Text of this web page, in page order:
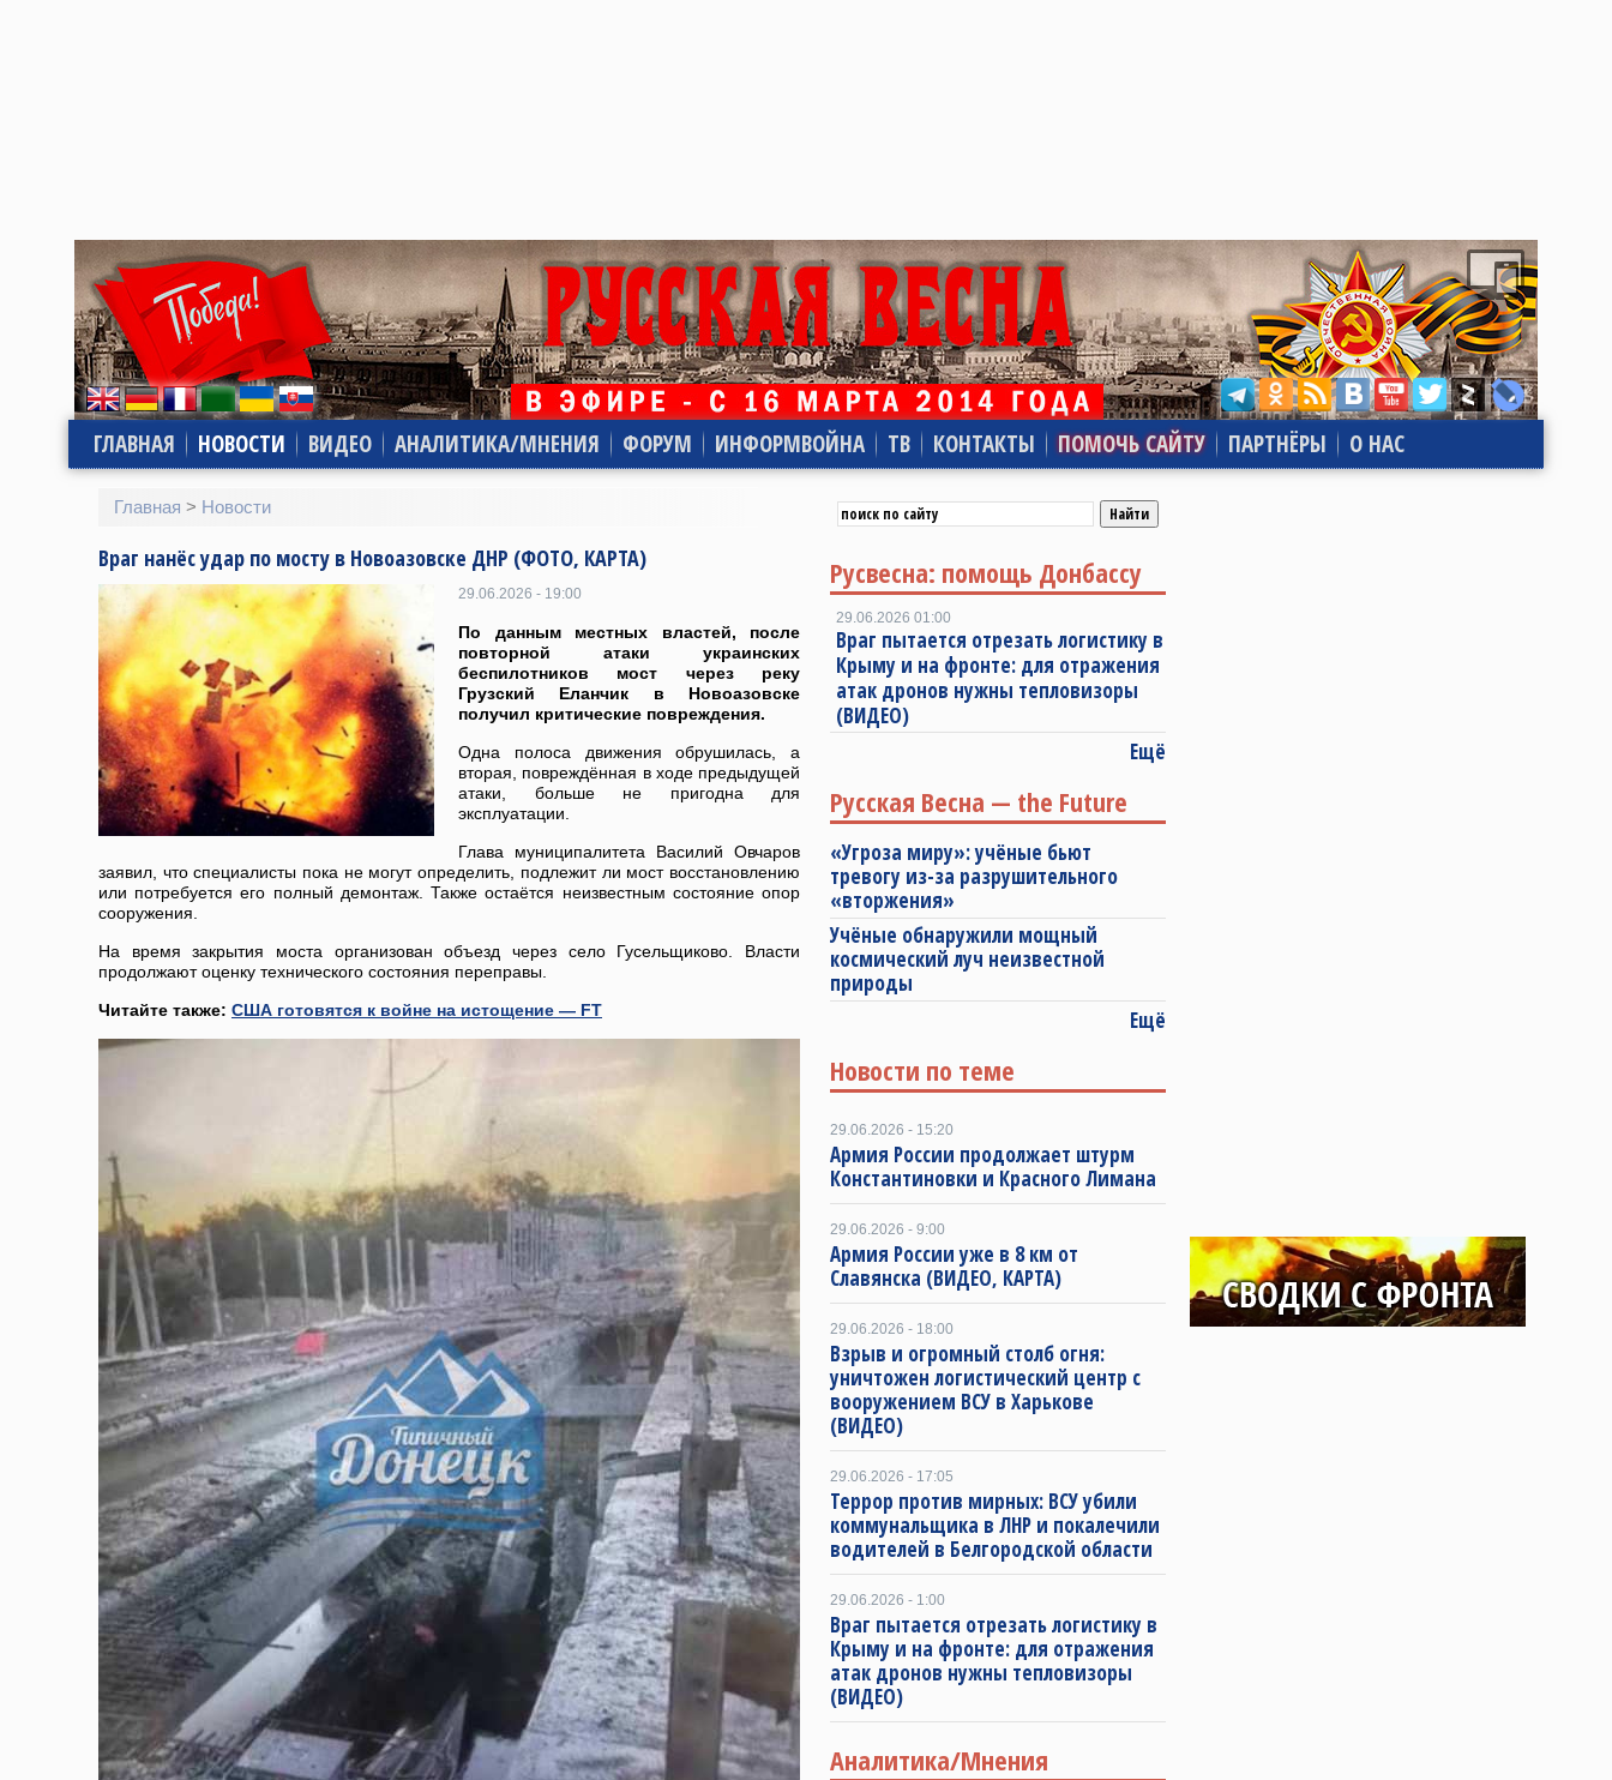
ГЛАВНАЯ НОВОСТИ ВИДЕО АНАЛИТИКА/МНЕНИЯ ФОРУМ ИНФОРМВОЙНА ТВ КОНТАКТЫ ПОМОЧЬ САЙТУ ПАРТНЁРЫ О НАС
Главная > Новости
Враг нанёс удар по мосту в Новоазовске ДНР (ФОТО, КАРТА)
29.06.2026 - 19:00
По данным местных властей, после
повторной атаки украинских
беспилотников мост через реку
Грузский Еланчик в Новоазовске
получил критические повреждения.
Одна полоса движения обрушилась, а
вторая, повреждённая в ходе предыдущей
атаки, больше не пригодна для
эксплуатации.
Глава муниципалитета Василий Овчаров
заявил, что специалисты пока не могут определить, подлежит ли мост восстановлению
или потребуется его полный демонтаж. Также остаётся неизвестным состояние опор
сооружения.
На время закрытия моста организован объезд через село Гусельщиково. Власти
продолжают оценку технического состояния переправы.
Читайте также: США готовятся к войне на истощение — FT
Русвесна: помощь Донбассу
29.06.2026 01:00
Враг пытается отрезать логистику в
Крыму и на фронте: для отражения
атак дронов нужны тепловизоры
(ВИДЕО)
Ещё
Русская Весна — the Future
«Угроза миру»: учёные бьют
тревогу из-за разрушительного
«вторжения»
Учёные обнаружили мощный
космический луч неизвестной
природы
Ещё
Новости по теме
29.06.2026 - 15:20
Армия России продолжает штурм
Константиновки и Красного Лимана
29.06.2026 - 9:00
Армия России уже в 8 км от
Славянска (ВИДЕО, КАРТА)
29.06.2026 - 18:00
Взрыв и огромный столб огня:
уничтожен логистический центр с
вооружением ВСУ в Харькове
(ВИДЕО)
29.06.2026 - 17:05
Террор против мирных: ВСУ убили
коммунальщика в ЛНР и покалечили
водителей в Белгородской области
29.06.2026 - 1:00
Враг пытается отрезать логистику в
Крыму и на фронте: для отражения
атак дронов нужны тепловизоры
(ВИДЕО)
Аналитика/Мнения